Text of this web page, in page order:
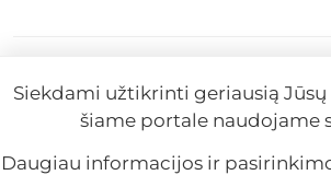
ir tendencijos #Naudingi
Siekdami užtikrinti geriausią
šiame portale naudojame
Daugiau informacijos ir